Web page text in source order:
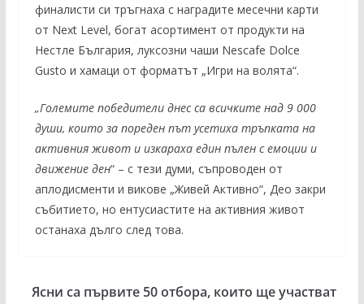
финалисти си тръгнаха с наградите месечни карти
от Next Level, богат асортимент от продукти на
Нестле България, луксозни чаши Nescafe Dolce
Gusto и хамаци от форматът „Игри на волята“.
„Големите победители днес са всичките над 9 000
души, които за пореден път усетиха тръпката на
активния живот и изкараха един пълен с емоции и
движение ден“ – с тези думи, съпроводен от
аплодисменти и викове „Живей Активно“, Део закри
събитието, но ентусиастите на активния живот
останаха дълго след това.
Ясни са първите 50 отбора, които ще участват